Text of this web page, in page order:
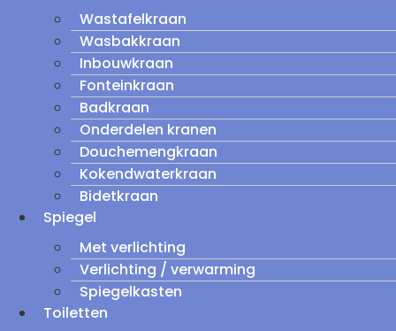
Wastafelkraan
Wasbakkraan
Inbouwkraan
Fonteinkraan
Badkraan
Onderdelen kranen
Douchemengkraan
Kokendwaterkraan
Bidetkraan
Spiegel
Met verlichting
Verlichting / verwarming
Spiegelkasten
Toiletten